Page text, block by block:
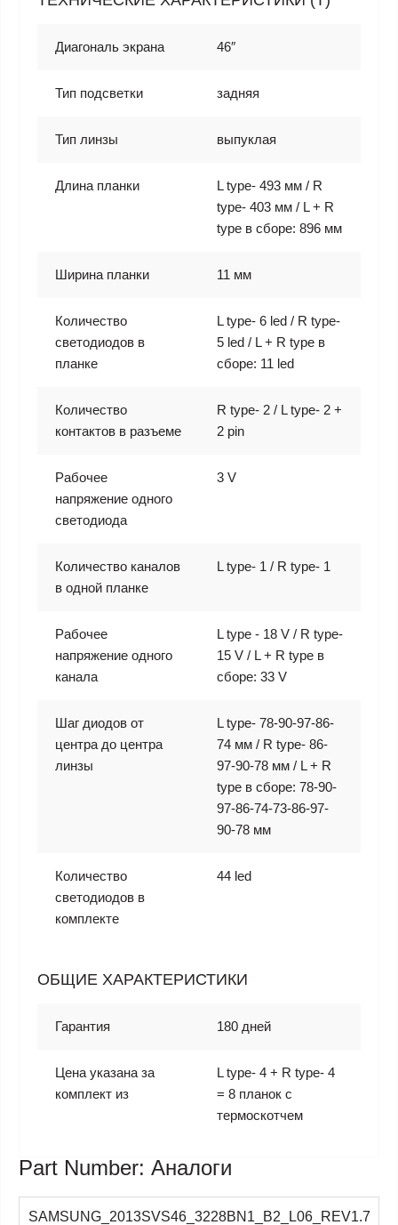
Диагональ экрана 46″
Тип подсветки задняя
Тип линзы выпуклая
Длина планки
L type- 493 мм / R
type- 403 мм / L + R
type в сборе: 896 мм
Ширина планки 11 мм
Количество
светодиодов в
планке
L type- 6 led / R type-
5 led / L + R type в
сборе: 11 led
Количество
контактов в разъеме
R type- 2 / L type- 2 +
2 pin
Рабочее
напряжение одного
светодиода
3 V
Количество каналов
в одной планке
L type- 1 / R type- 1
Рабочее
напряжение одного
канала
L type - 18 V / R type-
15 V / L + R type в
сборе: 33 V
Шаг диодов от
центра до центра
линзы
L type- 78-90-97-86-
74 мм / R type- 86-
97-90-78 мм / L + R
type в сборе: 78-90-
97-86-74-73-86-97-
90-78 мм
Количество
светодиодов в
комплекте
44 led
ОБЩИЕ ХАРАКТЕРИСТИКИ
Гарантия 180 дней
Цена указана за
комплект из
L type- 4 + R type- 4
= 8 планок с
термоскотчем
Part Number: Аналоги
SAMSUNG_2013SVS46_3228BN1_B2_L06_REV1.7